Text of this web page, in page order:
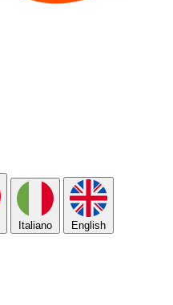
Italiano English